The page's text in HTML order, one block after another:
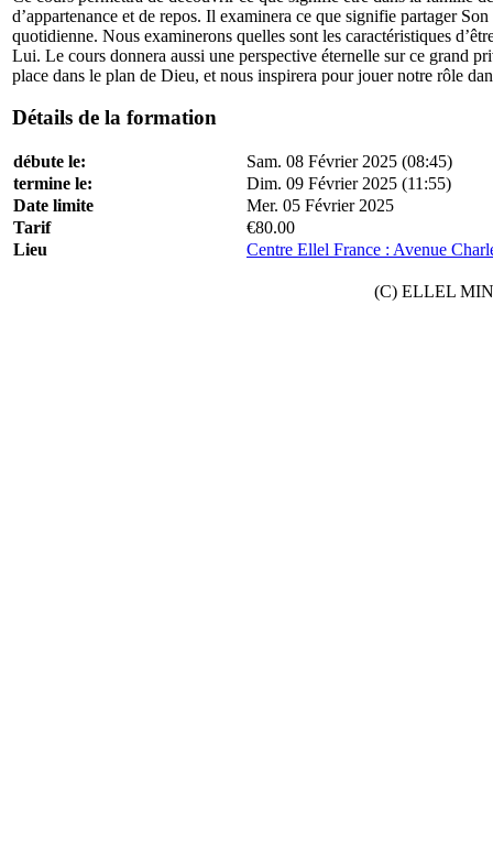
d’appartenance et de repos. Il examinera ce que signifie partager
quotidienne. Nous examinerons quelles sont les caractéristiques
Lui. Le cours donnera aussi une perspective éternelle sur ce grand
place dans le plan de Dieu, et nous inspirera pour jouer notre rôle
Détails de la formation
débute le:
Sam. 08 Février 2025 (08:45)
termine le:
Dim. 09 Février 2025 (11:55)
Date limite
Mer. 05 Février 2025
Tarif
€80.00
Lieu
Centre Ellel France : Avenue
(C) ELLEL